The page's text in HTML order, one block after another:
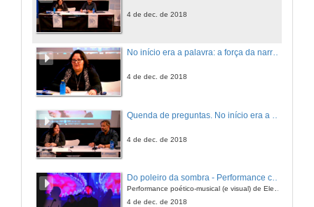
4 de dec. de 2018
No início era a palavra: a força da narrativa saramaguiana na construção cinematográfica, a partir de O Homem Duplicado
4 de dec. de 2018
4 de dec. de 2018
Do poleiro da sombra - Performance completa
4 de dec. de 2018